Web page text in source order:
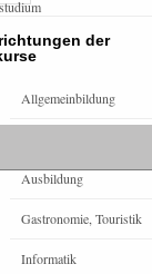
der
Allgemeinbildung
Ausbildung
Gastronomie, Touristik
Informatik